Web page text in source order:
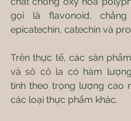
gọi là flavonoid,
epicatechin, catechin và
Trên thực tế, các sản
và sô cô la có hàm
tính theo trọng lượng cao
các loại thực phẩm khác.